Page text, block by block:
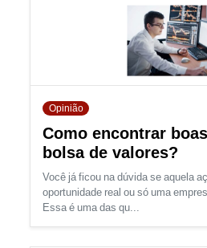
Opinião
Como encontrar
bolsa de valores?
Você já ficou na dúvida se aquela
oportunidade real ou só uma
Essa é uma das qu...